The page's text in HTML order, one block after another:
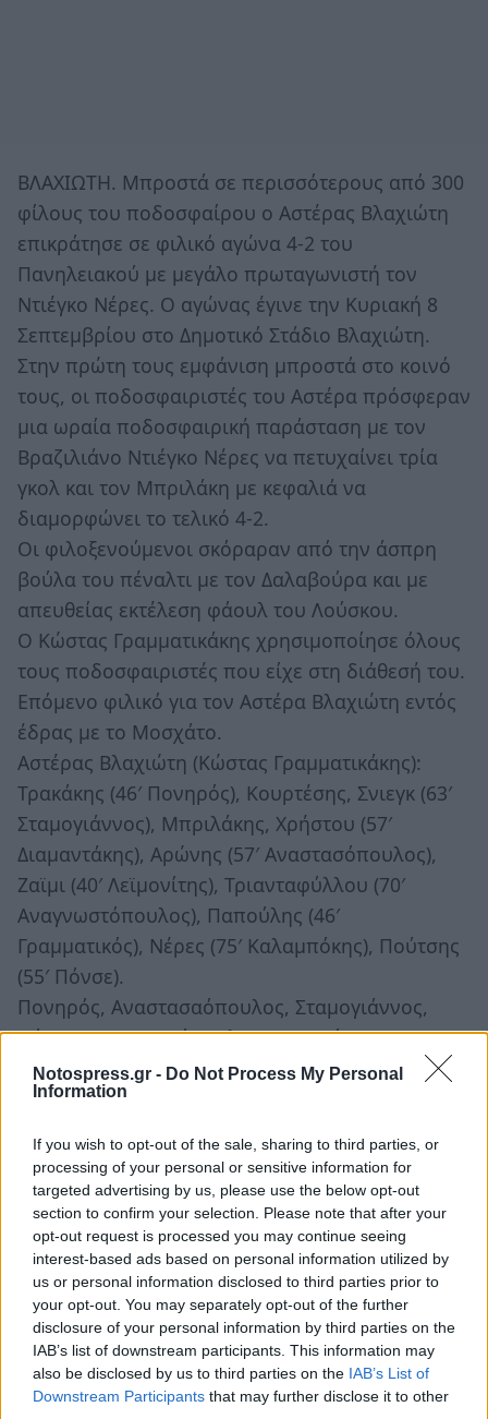
Notospress.gr - Do Not Process My Personal
Information
If you wish to opt-out of the sale, sharing to third parties, or
processing of your personal or sensitive information for
targeted advertising by us, please use the below opt-out
section to confirm your selection. Please note that after your
opt-out request is processed you may continue seeing
interest-based ads based on personal information utilized by
us or personal information disclosed to third parties prior to
your opt-out. You may separately opt-out of the further
disclosure of your personal information by third parties on the
IAB’s list of downstream participants. This information may
also be disclosed by us to third parties on the IAB’s List of
Downstream Participants that may further disclose it to other
ΒΛΑΧΙΩΤΗ. Μπροστά σε περισσότερους από 300
φίλους του ποδοσφαίρου ο Αστέρας Βλαχιώτη
επικράτησε σε φιλικό αγώνα 4-2 του
Πανηλειακού με μεγάλο πρωταγωνιστή τον
Ντιέγκο Νέρες. Ο αγώνας έγινε την Κυριακή 8
Σεπτεμβρίου στο Δημοτικό Στάδιο Βλαχιώτη.
Στην πρώτη τους εμφάνιση μπροστά στο κοινό
τους, οι ποδοσφαιριστές του Αστέρα πρόσφεραν
μια ωραία ποδοσφαιρική παράσταση με τον
Βραζιλιάνο Ντιέγκο Νέρες να πετυχαίνει τρία
γκολ και τον Μπριλάκη με κεφαλιά να
διαμορφώνει το τελικό 4-2.
Οι φιλοξενούμενοι σκόραραν από την άσπρη
βούλα του πέναλτι με τον Δαλαβούρα και με
απευθείας εκτέλεση φάουλ του Λούσκου.
Ο Κώστας Γραμματικάκης χρησιμοποίησε όλους
τους ποδοσφαιριστές που είχε στη διάθεσή του.
Επόμενο φιλικό για τον Αστέρα Βλαχιώτη εντός
έδρας με το Μοσχάτο.
Αστέρας Βλαχιώτη (Κώστας Γραμματικάκης):
Τρακάκης (46′ Πονηρός), Κουρτέσης, Σνιεγκ (63′
Σταμογιάννος), Μπριλάκης, Χρήστου (57′
Διαμαντάκης), Αρώνης (57′ Αναστασόπουλος),
Ζαϊμι (40′ Λεϊμονίτης), Τριανταφύλλου (70′
Αναγνωστόπουλος), Παπούλης (46′
Γραμματικός), Νέρες (75′ Καλαμπόκης), Πούτσης
(55′ Πόνσε).
Πονηρός, Αναστασαόπουλος, Σταμογιάννος,
Πόνσε, Αναγνωστόπουλος, Λεϊμονίτης,
Καλαμπόκης, Διαμαντάκης.
Πανηλειακός (Κώστας Λούσκος): Καρακίτσος,
Δαλαβούρας, Τσιγκρήλας, Μπάλλας, Λούσκος,
Κάρδαρης, Τσιγκρίλας Π.
Παπαπέτρου, Τσιαμπούρης, Κούζης,
Χριστόπουλος, Μανουσιάδης, Αρβανίτης,
Αντύπας.
Δύναμη του Αστέρα Βλαχιώτη είναι ο κόσμος
του!
"Η διοίκηση της ομάδας ευχαριστεί το φίλαθλο